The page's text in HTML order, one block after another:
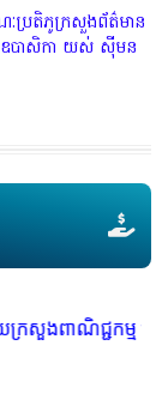
ណៈប្រតិភូក្រសួងព័ត៌មាន
ាឧបាសិកា យស់ ស៊ីមន
ក្រសួងការងារ